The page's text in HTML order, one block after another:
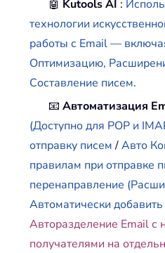
🤖 Kutools AI :
технологии
работы с Email —
Оптимизацию,
Составление писем.
📧Автоматизация
(Доступно для POP и
отправку писем/Авто
правилам при отправке
перенаправление
Автоматически добавить
Авторазделение Email с
получателями на